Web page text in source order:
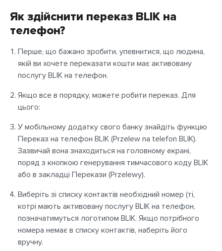
Як здійснити переказ BLIK на
телефон?
Перше, що бажано зробити, упевнитися, що людина,
якій ви хочете переказати кошти має активовану
послугу BLIK на телефон.
Якщо все в порядку, можете робити переказ. Для
цього:
У мобільному додатку свого банку знайдіть функцію
Переказ на телефон BLIK (Przelew na telefon BLIK).
Зазвичай вона знаходиться на головному екрані,
поряд з кнопкою генерування тимчасового коду BLIK
або в закладці Перекази (Przelewy).
Виберіть зі списку контактів необхідний номер (ті,
котрі мають активовану послугу BLIK на телефон,
позначатимуться логотипом BLIK. Якщо потрібного
номера немає в списку контактів, наберіть його
вручну.